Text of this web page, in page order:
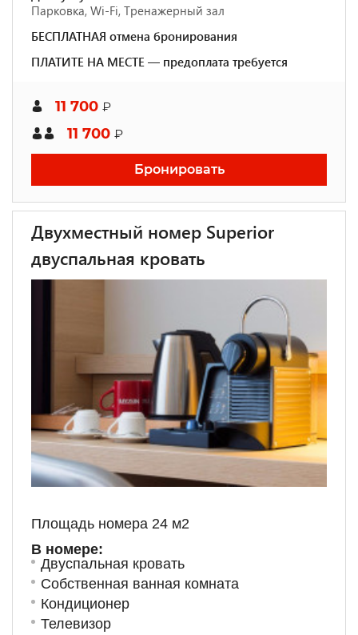
Парковка, Wi-Fi, Тренажерный зал
БЕСПЛАТНАЯ отмена бронирования
ПЛАТИТЕ НА МЕСТЕ — предоплата требуется
11 700 ₽
11 700 ₽
Бронировать
Двухместный номер Superior
двуспальная кровать
Площадь номера 24 м2
В номере:
Двуспальная кровать
Собственная ванная комната
Кондиционер
Телевизор